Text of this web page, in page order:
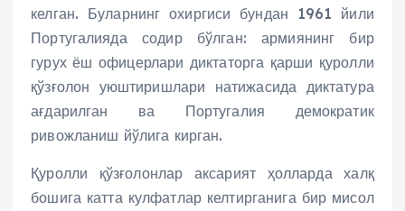
келган. Буларнинг охиргиси бундан 1961 йили
Португалияда содир бўлган: армиянинг бир
гурух ёш офицерлари диктаторга қарши қуролли
қўзғолон уюштиришлари натижасида диктатура
ағдарилган ва Португалия демократик
ривожланиш йўлига кирган.
Қуролли қўзғолонлар аксарият ҳолларда халқ
бошига катта кулфатлар келтирганига бир мисол